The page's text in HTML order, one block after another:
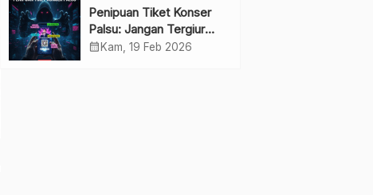
Penipuan Tiket Konser
Palsu: Jangan Tergiur
Penjualan di Media Sosial
calendar_month Kam, 19 Feb 2026